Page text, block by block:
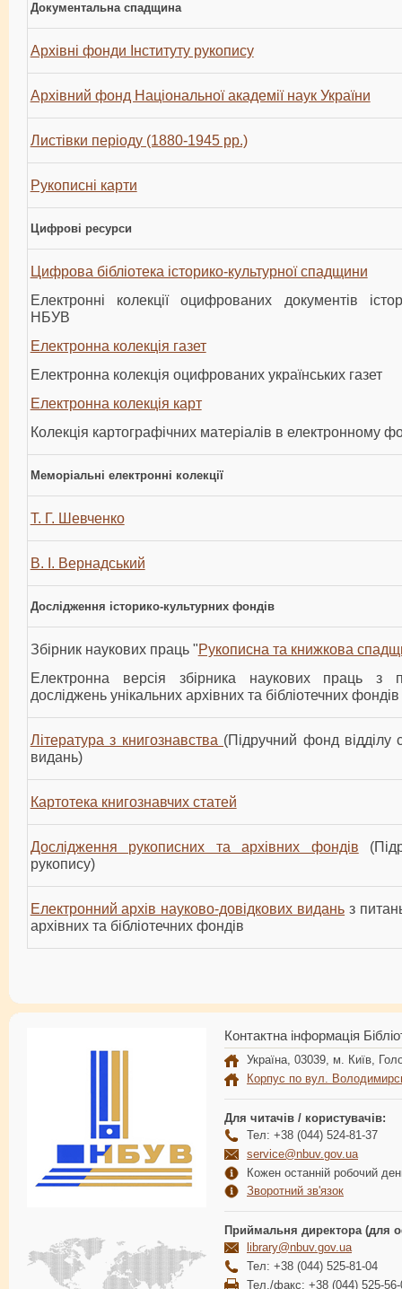
Документальна спадщина
Архівні фонди Інституту рукопису
Архівний фонд Національної академії наук України
Листівки періоду (1880-1945 рр.)
Рукописні карти
Цифрові ресурси
Цифрова бібліотека історико-культурної спадщини
Електронні колекції оцифрованих документів
НБУВ
Електронна колекція газет
Електронна колекція оцифрованих українських газет
Електронна колекція карт
Колекція картографічних матеріалів в електронному
Меморіальні електронні колекції
Т. Г. Шевченко
В. І. Вернадський
Дослідження історико-культурних фондів
Збірник наукових праць "Рукописна та книжкова
Електронна версія збірника наукових праць з
досліджень унікальних архівних та бібліотечних фондів
Література з книгознавства (Підручний фонд відділу
видань)
Картотека книгознавчих статей
Дослідження рукописних та архівних фондів
рукопису)
Електронний архів науково-довідкових видань з
архівних та бібліотечних фондів
Контактна інформація
Україна, 03039, м. Київ,
Корпус по вул.
Для читачів / користувачів:
Тел: +38 (044) 524-81-37
service@nbuv.gov.ua
Кожен останній робочий
Зворотний зв'язок
Приймальня директора (для
library@nbuv.gov.ua
Тел: +38 (044) 525-81-04
Тел./факс: +38 (044) 525-56-